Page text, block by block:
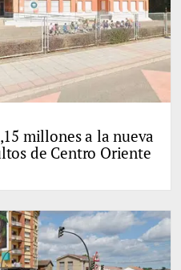
millones a la nueva
de Centro Oriente